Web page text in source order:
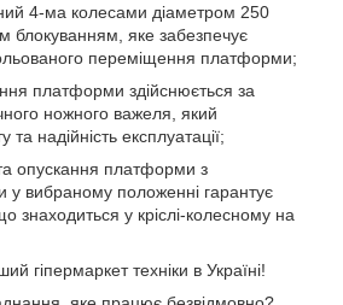
4-ма колесами діаметром 250
блокуванням, яке забезпечує
переміщення платформи;
платформи здійснюється за
ножного важеля, який
та надійність експлуатації;
опускання платформи з
у вибраному положенні гарантує
знаходиться у кріслі-колесному на
гіпермаркет техніки в Україні!